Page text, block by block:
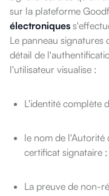
sur la plateforme
électroniques
Le panneau signatures
détail de
l'utilisateur visualise :
L'identité complète
le nom de l'Autorité
certificat signataire ;
La preuve de non-